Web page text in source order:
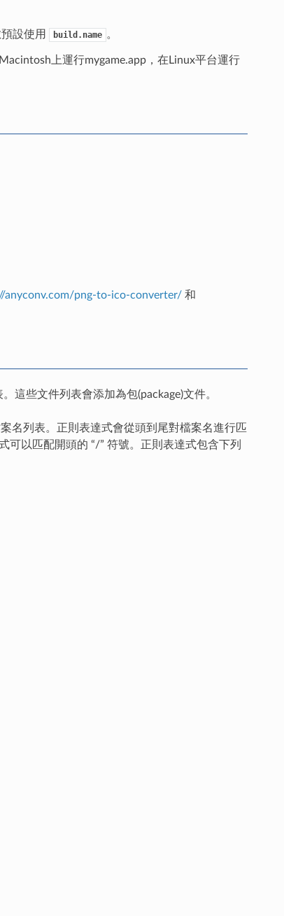
設使用 build.name 。
上運行mygame.app，在Linux平台運行
anyconv.com/png-to-ico-converter/和
這些文件列表會添加為包(package)文件。
名列表。正則表達式會從頭到尾對檔案名進行匹
以匹配開頭的 “/” 符號。正則表達式包含下列